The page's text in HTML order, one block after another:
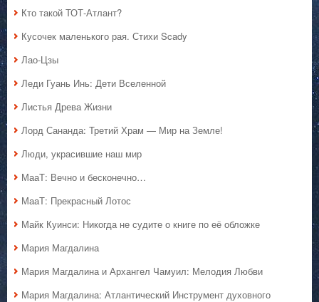
Кто такой ТОТ-Атлант?
Кусочек маленького рая. Стихи Scady
Лао-Цзы
Леди Гуань Инь: Дети Вселенной
Листья Древа Жизни
Лорд Сананда: Третий Храм — Мир на Земле!
Люди, украсившие наш мир
МааТ: Вечно и бесконечно…
МааТ: Прекрасный Лотос
Майк Куинси: Никогда не судите о книге по её обложке
Мария Магдалина
Мария Магдалина и Архангел Чамуил: Мелодия Любви
Мария Магдалина: Атлантический Инструмент духовного